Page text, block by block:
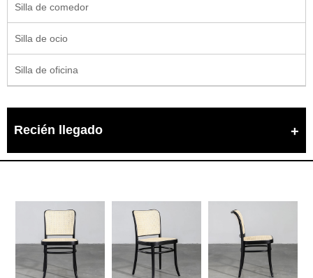
Silla de comedor
Silla de ocio
Silla de oficina
Recién llegado